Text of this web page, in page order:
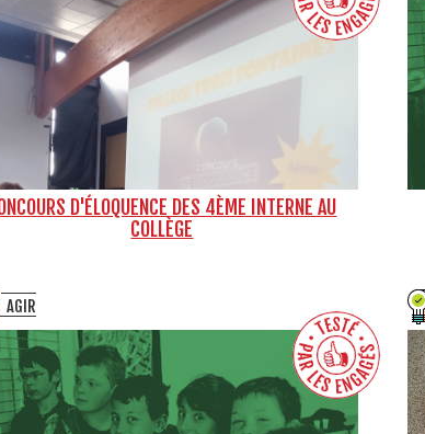
D'ÉLOQUENCE DES 4ÈME INTERNE AU
COLLÈGE
AGIR